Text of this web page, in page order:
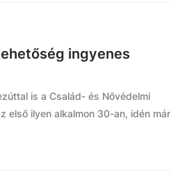
ingyenes
is a Család- és Nővédelmi
első ilyen alkalmon 30-an, idén már